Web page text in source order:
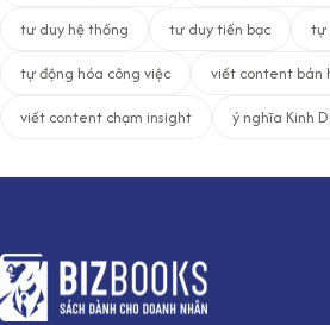
tư duy hệ thống
tư duy tiền bạc
tự
tự động hóa công việc
viết content bán
viết content chạm insight
ý nghĩa Kinh